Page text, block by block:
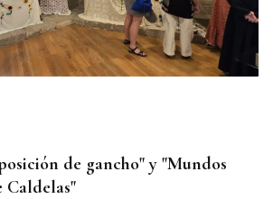
un incendio forestal en una
de gancho" y "Mundos
Caldelas"